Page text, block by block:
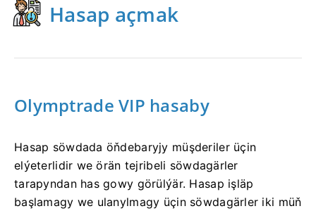
Hasap açmak
Olymptrade VIP hasaby
Hasap söwdada öňdebaryjy müşderiler üçin
elýeterlidir we örän tejribeli söwdagärler
tarapyndan has gowy görülýär. Hasap işläp
başlamagy we ulanylmagy üçin söwdagärler iki müň